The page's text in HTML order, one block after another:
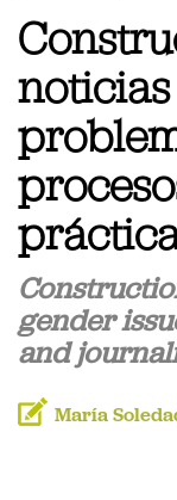
gender
and
María